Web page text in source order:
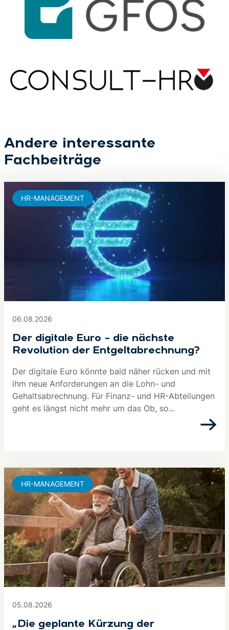
Andere interessante
Fachbeiträge
06.08.2026
Der digitale Euro – die nächste
Revolution der Entgeltabrechnung?
Der digitale Euro könnte bald näher rücken und mit
ihm neue Anforderungen an die Lohn- und
Gehaltsabrechnung. Für Finanz- und HR-Abteilungen
geht es längst nicht mehr um das Ob, so...
HR-MANAGEMENT
05.08.2026
„Die geplante Kürzung der
HR-MANAGEMENT